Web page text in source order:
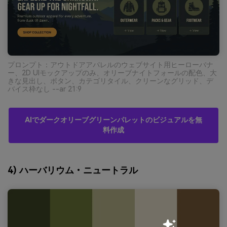
プロンプト：アウトドアアパレルのウェブサイト用ヒーローバナ
ー、2D UIモックアップのみ、オリーブナイトフォールの配色、大
きな見出し、ボタン、カテゴリタイル、クリーンなグリッド、デ
バイス枠なし --ar 21:9
AIでダークオリーブグリーンパレットのビジュアルを無
料作成
4) ハーバリウム・ニュートラル